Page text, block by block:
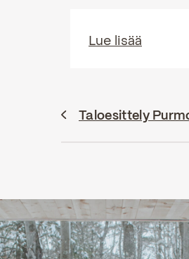
Lue lisää
Taloesittely